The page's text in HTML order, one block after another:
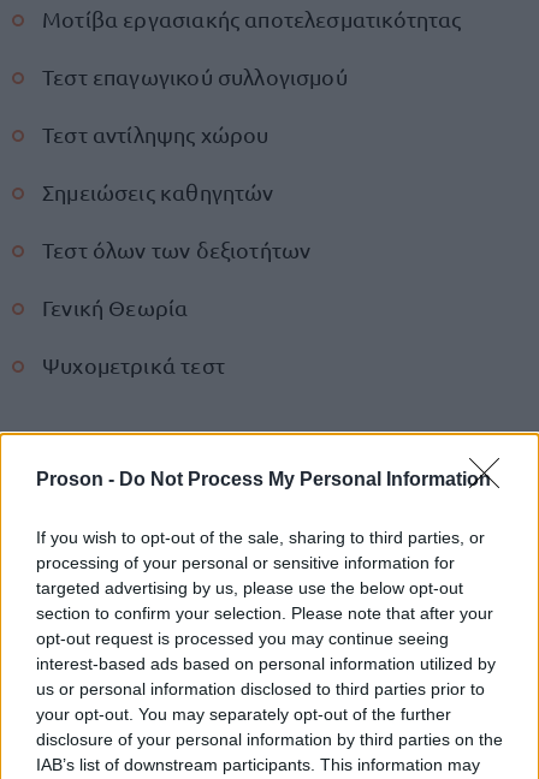
Proson - Do Not Process My Personal Information
If you wish to opt-out of the sale, sharing to third parties, or
processing of your personal or sensitive information for
targeted advertising by us, please use the below opt-out
section to confirm your selection. Please note that after your
opt-out request is processed you may continue seeing
interest-based ads based on personal information utilized by
us or personal information disclosed to third parties prior to
your opt-out. You may separately opt-out of the further
disclosure of your personal information by third parties on the
IAB’s list of downstream participants. This information may
Μοτίβα εργασιακής αποτελεσματικότητας
Τεστ επαγωγικού συλλογισμού
Τεστ αντίληψης χώρου
Σημειώσεις καθηγητών
Τεστ όλων των δεξιοτήτων
Γενική Θεωρία
Ψυχομετρικά τεστ
Η μόνη προετοιμασία που υπογράφει
τ.αν.Πρύτανης κορυφαίου Δημόσιου
Με τα παραπάνω ο εκπαιδευτικός οργανισμός είναι
ο μόνος στην Ελλάδα που συνεργάζεται
αποκλειστικά με δημόσια Πανεπιστήμια. Την
προετοιμασία την υπογράφει ο κος Χρήστος
Παναγιωτακόπουλος, καθηγητής του
Πανεπιστημίου Πατρώνκαι τ.αν.Πρύτανης.